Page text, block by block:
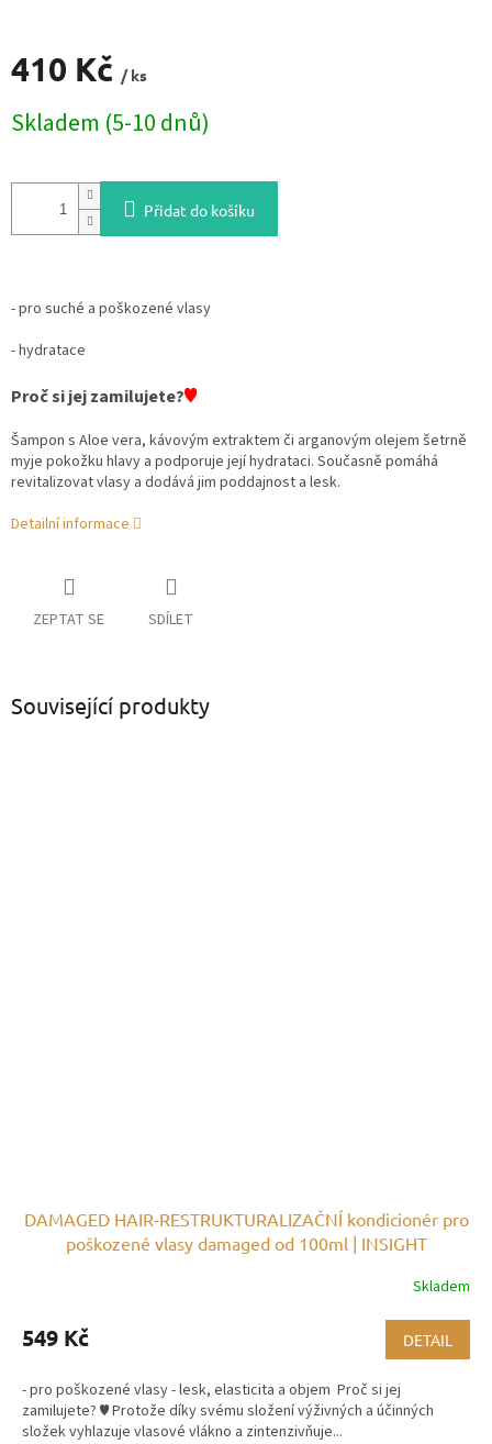
410 Kč / ks
cena:
Skladem (5-10 dnů)
Přidat do košíku
- pro suché a poškozené vlasy
- hydratace
Proč si jej zamilujete?♥
Šampon s Aloe vera, kávovým extraktem či arganovým olejem šetrně
myje pokožku hlavy a podporuje její hydrataci. Současně pomáhá
revitalizovat vlasy a dodává jim poddajnost a lesk.
Detailní informace
ZEPTAT SE SDÍLET
Související produkty
DAMAGED HAIR-RESTRUKTURALIZAČNÍ kondicionér pro
poškozené vlasy damaged od 100ml | INSIGHT
Skladem
549 Kč DETAIL
- pro poškozené vlasy - lesk, elasticita a objem Proč si jej
zamilujete? ♥ Protože díky svému složení výživných a účinných
složek vyhlazuje vlasové vlákno a zintenzivňuje...